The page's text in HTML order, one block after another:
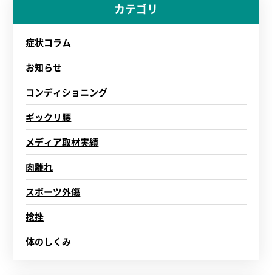
カテゴリ
症状コラム
お知らせ
コンディショニング
ギックリ腰
メディア取材実績
肉離れ
スポーツ外傷
捻挫
体のしくみ